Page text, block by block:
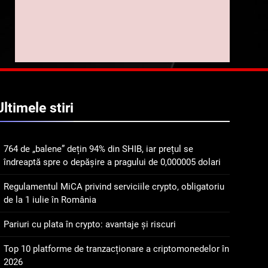
a pragului de 0,000005
obligatoriu de la 1 iulie în
3
Pariuri cu plata în crypto:
avantaje și riscuri
Top 10 platforme de
tranzacționare a
stiri
764 de „balene” dețin 94% din SHIB, iar prețul se
îndreaptă spre o depășire a pragului de 0,000005 dolari
Regulamentul MiCA privind serviciile crypto, obligatoriu
de la 1 iulie în România
Pariuri cu plata în crypto: avantaje și riscuri
Top 10 platforme de tranzacționare a criptomonedelor în
2026